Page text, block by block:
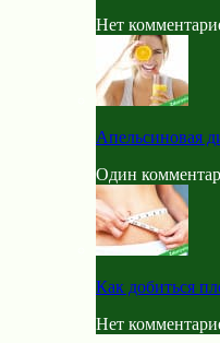
Нет
Апельсиновая
Один
Как добиться
Нет